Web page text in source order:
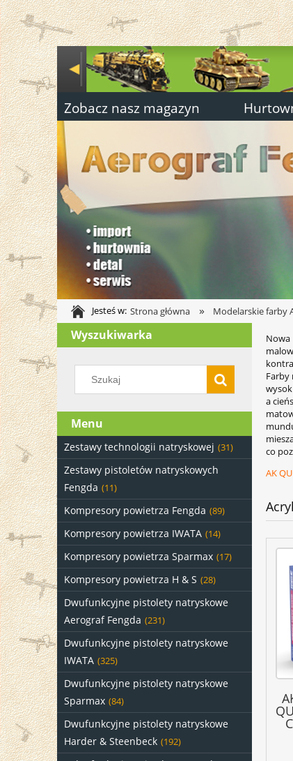
Zobacz nasz magazyn
Jesteś w: Strona główna » Modelarskie farby
Wyszukiwarka
Menu
Zestawy technologii natryskowej (31)
Zestawy pistoletów natryskowych
Fengda (11)
Kompresory powietrza Fengda (89)
Kompresory powietrza IWATA (14)
Kompresory powietrza Sparmax (17)
Kompresory powietrza H & S (28)
Dwufunkcyjne pistolety natryskowe
Aerograf Fengda (231)
Dwufunkcyjne pistolety natryskowe
IWATA (325)
Dwufunkcyjne pistolety natryskowe
Sparmax (84)
Dwufunkcyjne pistolety natryskowe
Harder & Steenbeck (192)
Nowa
Farby
a
co
AK